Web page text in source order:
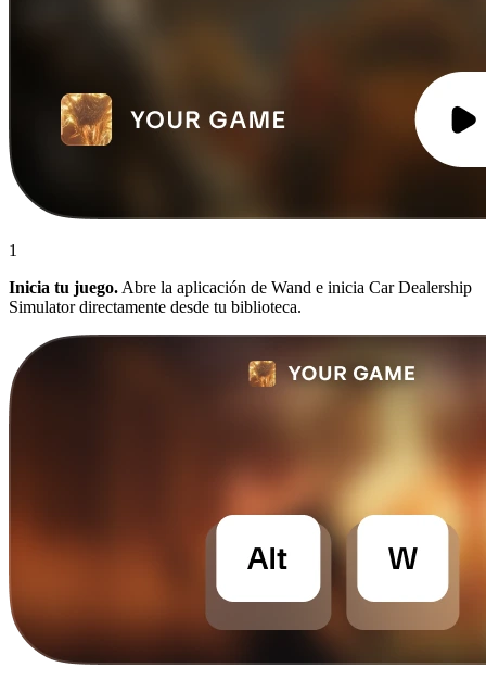
1
Inicia tu juego. Abre la aplicación de Wand e inicia Car Dealership
Simulator directamente desde tu biblioteca.